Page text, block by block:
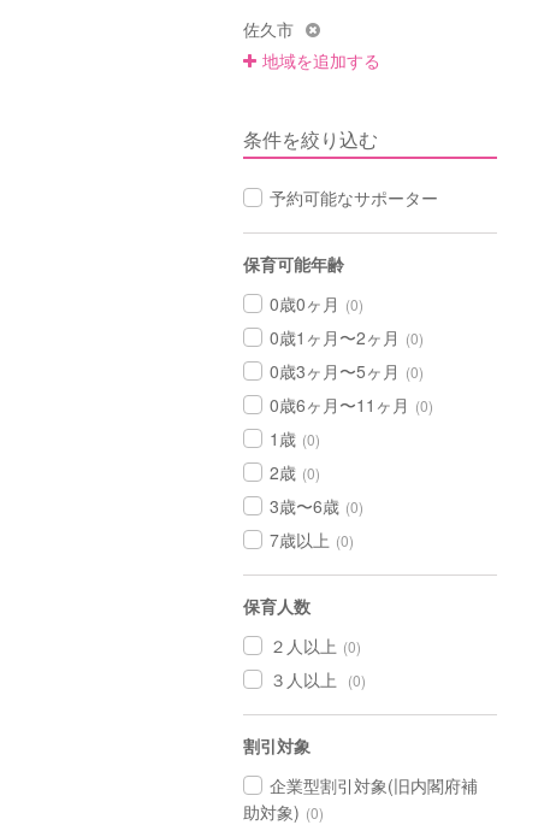
佐久市
地域を追加する
条件を絞り込む
予約可能なサポーター
保育可能年齢
0歳0ヶ月 (0)
0歳1ヶ月〜2ヶ月 (0)
0歳3ヶ月〜5ヶ月 (0)
0歳6ヶ月〜11ヶ月 (0)
1歳 (0)
2歳 (0)
3歳〜6歳 (0)
7歳以上 (0)
保育人数
２人以上 (0)
３人以上 (0)
割引対象
企業型割引対象(旧内閣府補
助対象) (0)